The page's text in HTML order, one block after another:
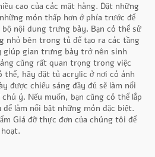
cao của các mặt hàng. Đặt những
món thấp hơn ở phía trước để
nội dung trưng bày. Bạn có thể sử
nhỏ bên trong tủ để tạo ra các tầng
giúp gian trưng bày trở nên sinh
cũng rất quan trọng trong việc
thể, hãy đặt tủ acrylic ở nơi có ánh
được chiếu sáng đầy đủ sẽ làm nổi
ý. Nếu muốn, bạn cũng có thể lắp
làm nổi bật những món đặc biệt.
Giá đỡ thực đơn của chúng tôi để